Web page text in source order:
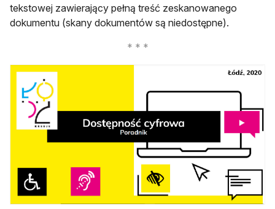
tekstowej zawierający pełną treść zeskanowanego
dokumentu (skany dokumentów są niedostępne).